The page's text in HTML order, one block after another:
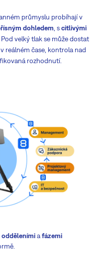
průmyslu probíhají v
dohledem, scitlivými
Pod velký tlak se může dostat
reálném čase, kontrola nad
rozhodnutí.
afázemi